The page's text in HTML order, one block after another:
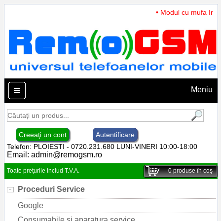
• Modul cu mufa
Meniu
Creeaţi un cont
Autentificare
Telefon: PLOIESTI - 0720.231.680 LUNI-VINERI 10:00-18:00
Email: admin@remogsm.ro
Toate preţurile includ T.V.A. 0produse în coş
Proceduri Service
Google